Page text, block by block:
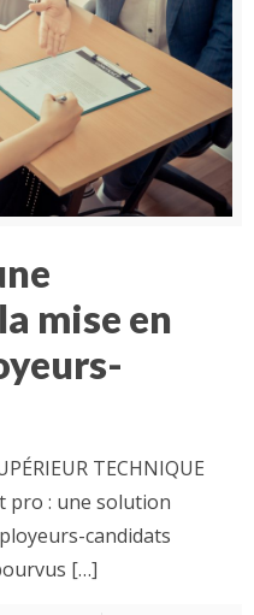
mise en
TECHNIQUE
pro : une solution
candidats
[…]